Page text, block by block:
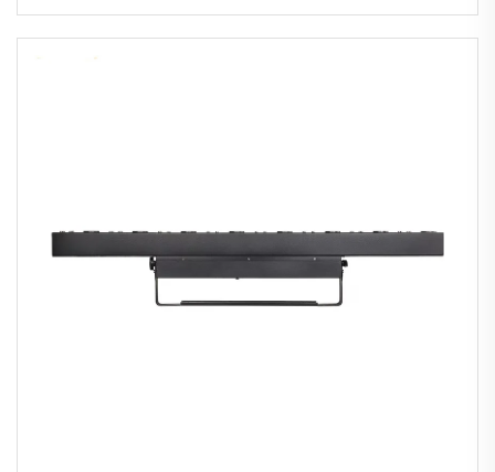
valaisimet baarijuhlaan konsertteihin
tapahtumiin